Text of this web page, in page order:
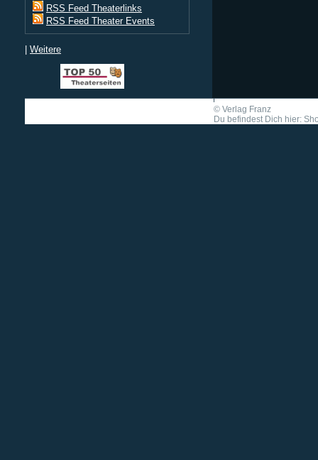
RSS Feed Theaterlinks
RSS Feed Theater Events
| Weitere
© Verlag Franz
Du befindest Dich hier: